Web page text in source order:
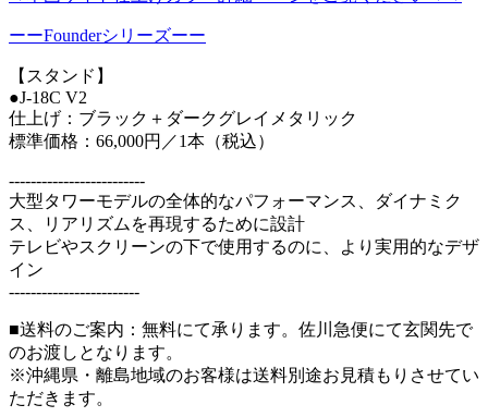
ーーFounderシリーズーー
【スタンド】
●J-18C V2
仕上げ：ブラック＋ダークグレイメタリック
標準価格：66,000円／1本（税込）
-------------------------
大型タワーモデルの全体的なパフォーマンス、ダイナミク
ス、リアリズムを再現するために設計
テレビやスクリーンの下で使用するのに、より実用的なデザ
イン
------------------------
■送料のご案内：無料にて承ります。佐川急便にて玄関先で
のお渡しとなります。
※沖縄県・離島地域のお客様は送料別途お見積もりさせてい
ただきます。